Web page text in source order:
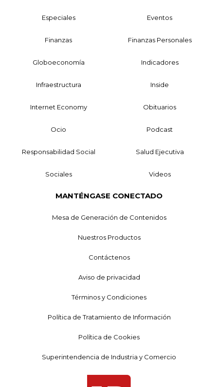
Especiales Eventos
Finanzas Finanzas Personales
Globoeconomía Indicadores
Infraestructura Inside
Internet Economy Obituarios
Ocio Podcast
Responsabilidad Social Salud Ejecutiva
Sociales Videos
MANTÉNGASE CONECTADO
Mesa de Generación de Contenidos
Nuestros Productos
Contáctenos
Aviso de privacidad
Términos y Condiciones
Política de Tratamiento de Información
Política de Cookies
Superintendencia de Industria y Comercio